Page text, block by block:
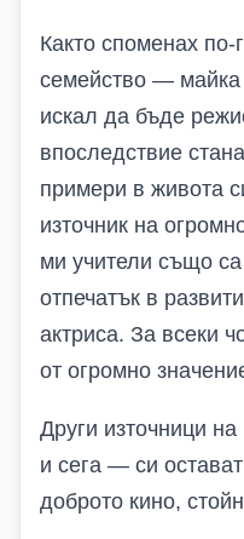
Както споменах по-
семейство —
искал да бъде
впоследствие
примери в живота
източник на
ми учители също
отпечатък в
актриса. За всеки
от огромно
Други източници
и сега — си
доброто кино,